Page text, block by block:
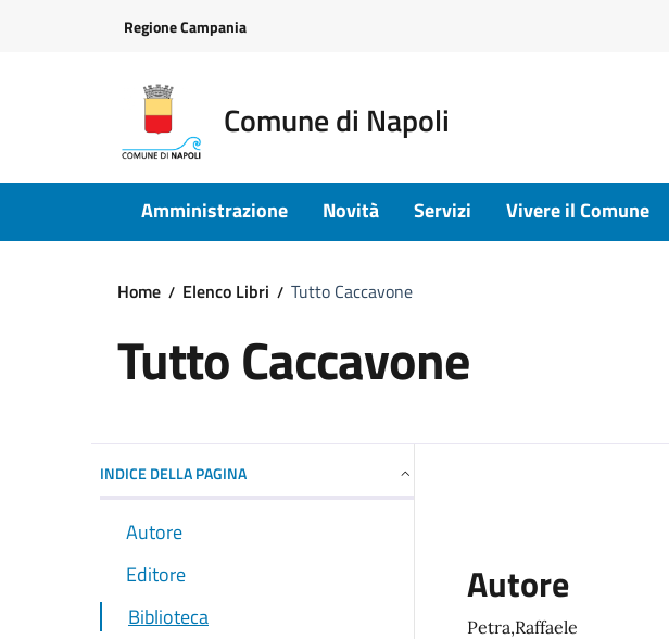
Regione Campania
Comune di Napoli
Amministrazione Novità Servizi Vivere il Comune
Home Elenco Libri Tutto Caccavone
Tutto Caccavone
INDICE DELLA PAGINA
Autore
Editore
Biblioteca
Autore
Petra,Raffaele